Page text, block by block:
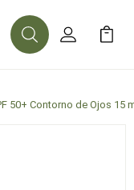
BuscarMi Cuenta
Mi
50+ Contorno de Ojos 15